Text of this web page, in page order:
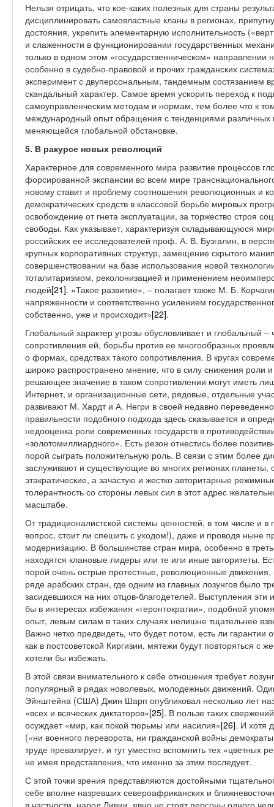
Нельзя отрицать, что кое-каких полезных для страны
дисциплинировать самовластные кланы в регионах,
достояния, укрепить элементарную исполнительность
и слаженности в функционировании государственных
только в одном этом «государственническом»
особенно в судебно-правовой и прочих гражданских
эксперимент с двуперсональным, тандемным состязанием
скандальный характер. Самое время ускорить переход к
самоуправленческим методам и нормам, тем более что к
международный опыт обращения с тенденциями
меняющейся глобальной обстановке.
5. В ракурсе новых революций
Характерное для современного мира развитие процессов
форсированной экспансии во всем мире
новому ставит и проблему соотношения революционных и
демократических средств в классовой борьбе мировых
освобождение от гнета эксплуатации, за торжество строя
свободы. Как указывает, характеризуя складывающуюся
российских ее исследователей проф. А. В. Бузгалин, в
крупных корпоративных структур, замещение скрытого
совершенствовании на базе использования новой
тоталитаризмом, реколонизацией и применением
людей[21]. «Такое развитие», – полагает также М. Б.
напряженности и соответственно усилением
собственно, уже и происходит»[22].
Глобальный характер угрозы обусловливает и глобальный
сопротивления ей, борьбы против ее многообразных
о формах, средствах такого сопротивления. В кругах
широко распространено мнение, что в силу снижения роли
решающее значение в таком сопротивлении могут иметь
Интернет, и организационные сети, рядовые, отдельные
развивают М. Хардт и А. Негри в своей недавно
правильности подобного подхода здесь сказывается и
недооценка роли современных государств в
«золотомиллиардного». Есть резон отнестись более
порой сыграть положительную роль. В связи с этим более
заслуживают и существующие во многих регионах планеты,
этакратические, а зачастую и жестко авторитарные
толерантность со стороны левых сил в этот адрес
масштабе.
От традиционалистской системы ценностей, в том числе и
вопрос, стоит ли спешить с уходом!), даже и проводя ныне
модернизацию. В большинстве стран мира, особенно в
находятся клановые лидеры или те или иные авторитеты.
порой очень острые протестные, революционные
ряде арабских стран, где одним из главных лозунгов было
засидевшихся на них отцов-благодетелей. Выступления
бы в интересах избежания «геронтократии», подобной
опыт, левым силам в таких случаях нелишне тщательнее
Важно четко предвидеть, что будет потом, есть ли гарантии
как в постсоветской Киргизии, мятежи будут повторяться с
хотели бы избежать.
В этой связи внимательного к себе отношения требует
популярный в рядах новолевых, молодежных движений.
Эйнштейна (США) Джин Шарп опубликовал несколько лет
«всех и всяческих диктаторов»[25]. В пользе таких
осуждает «мир, как покой тюрьмы или насилия»[26]. И хотя
(«ни военного переворота, ни гражданской войны
труде превалирует, и тут уместно вспомнить тех
не имея представления, что именно за этим последует.
С этой точки зрения представляются достойными
себе вполне назревших североафриканских и
в частности, народ Ливии, явно не стоят персоны одного